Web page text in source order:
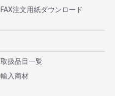
FAX注文用紙ダウンロード
取扱品目一覧
輸入商材